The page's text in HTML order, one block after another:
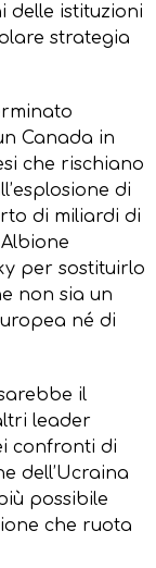
delle istituzioni
strategia
Canada in
che rischiano
di
di miliardi di
per sostituirlo
non sia un
né di
il
leader
confronti di
dell’Ucraina
possibile
che ruota